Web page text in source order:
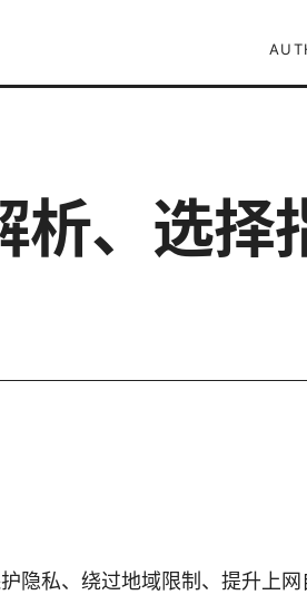
析、选择
隐私、绕过地域限制、提升上网